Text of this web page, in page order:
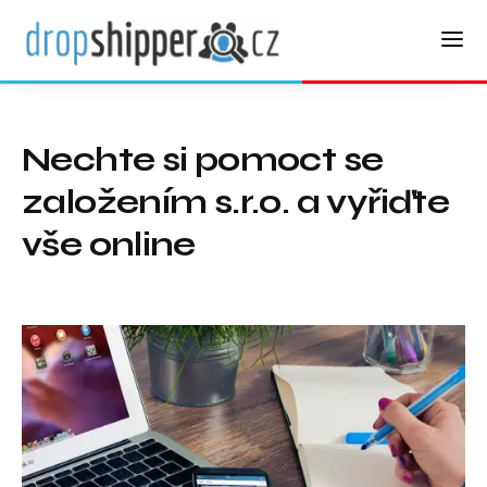
Nechte si pomoct se
založením s.r.o. a vyřiďte
vše online